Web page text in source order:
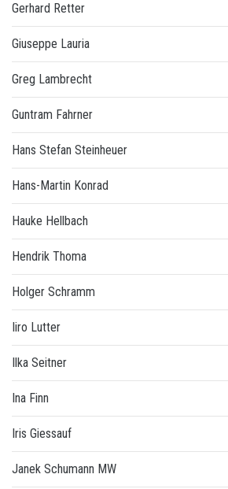
Gerhard Retter
Giuseppe Lauria
Greg Lambrecht
Guntram Fahrner
Hans Stefan Steinheuer
Hans-Martin Konrad
Hauke Hellbach
Hendrik Thoma
Holger Schramm
Iiro Lutter
Ilka Seitner
Ina Finn
Iris Giessauf
Janek Schumann MW